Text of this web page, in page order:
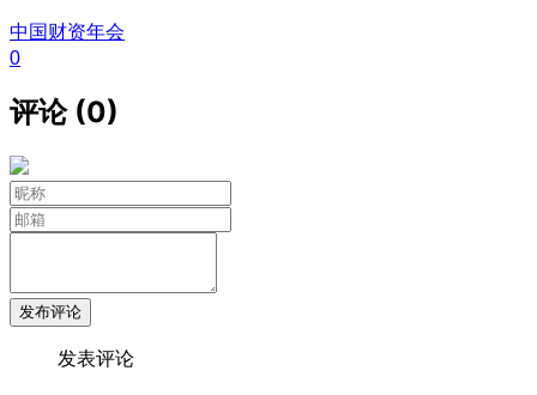
中国财资年会
0
评论 (0)
发布评论
发表评论